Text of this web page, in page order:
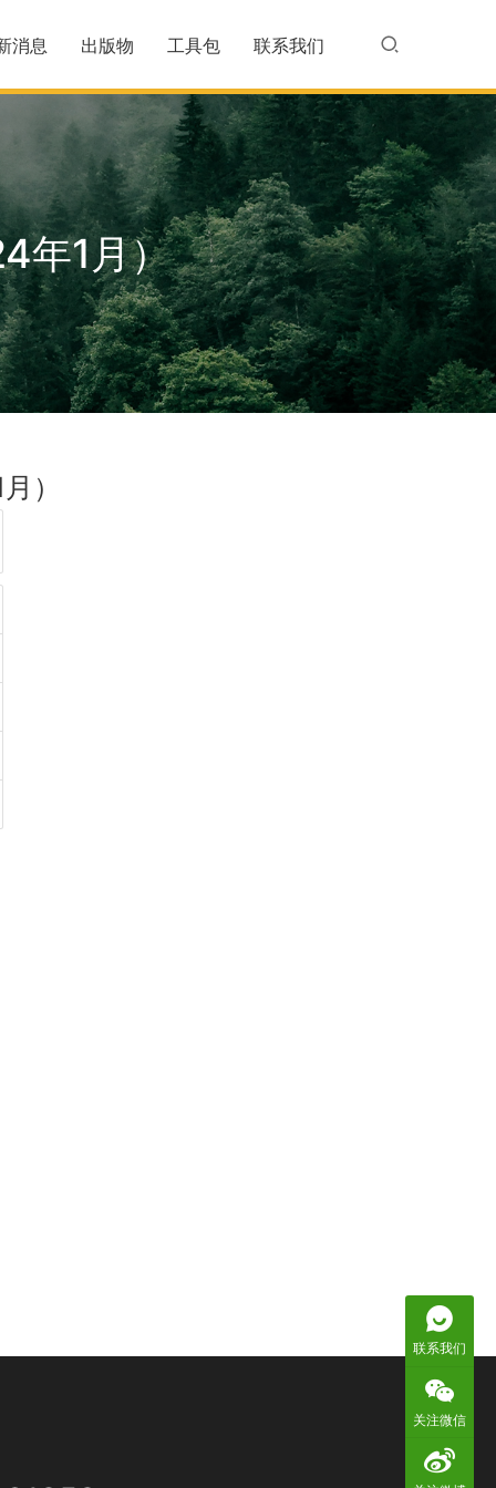
消息 出版物 工具包 联系我们
年1月）
）
联系我们
关注微信